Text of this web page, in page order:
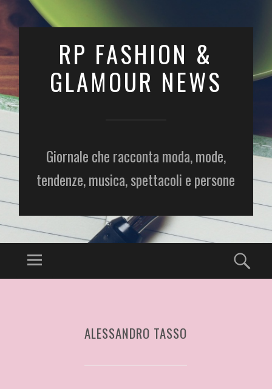
RP FASHION &
GLAMOUR NEWS
Giornale che racconta moda, mode,
tendenze, musica, spettacoli e persone
ALESSANDRO TASSO